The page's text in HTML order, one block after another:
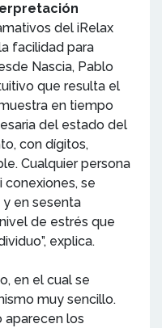
del iRelax
facilidad para
Nascia, Pablo
que resulta el
en tiempo
del estado del
con dígitos,
Cualquier persona
conexiones, se
en sesenta
de estrés que
explica.
en el cual se
muy sencillo.
aparecen los